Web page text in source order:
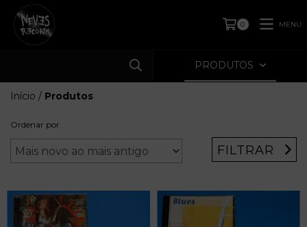
0 MENU
PRODUTOS
Início / Produtos
Ordenar por
FILTRAR